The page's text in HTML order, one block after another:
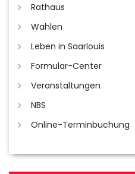
Rathaus
Wahlen
Leben in Saarlouis
Formular-Center
Veranstaltungen
NBS
Online-Terminbuchung